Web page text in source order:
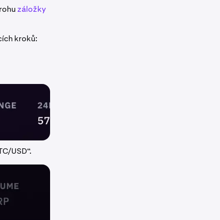
záložky
kroků:
USD“.